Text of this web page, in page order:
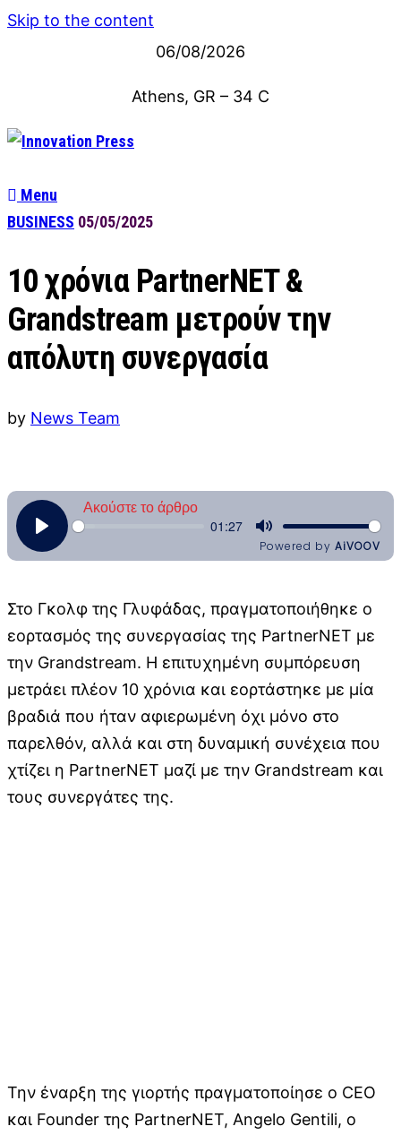
Skip to the content
06/08/2026
Athens, GR – 34 C
Menu
BUSINESS 05/05/2025
10 χρόνια PartnerNET &
Grandstream μετρούν την
απόλυτη συνεργασία
by News Team
Στο Γκολφ της Γλυφάδας, πραγματοποιήθηκε ο
εορτασμός της συνεργασίας της PartnerNET με
την Grandstream. Η επιτυχημένη συμπόρευση
μετράει πλέον 10 χρόνια και εορτάστηκε με μία
βραδιά που ήταν αφιερωμένη όχι μόνο στο
παρελθόν, αλλά και στη δυναμική συνέχεια που
χτίζει η PartnerNET μαζί με την Grandstream και
τους συνεργάτες της.
Την έναρξη της γιορτής πραγματοποίησε ο CEO
και Founder της PartnerNET, Angelo Gentili, ο